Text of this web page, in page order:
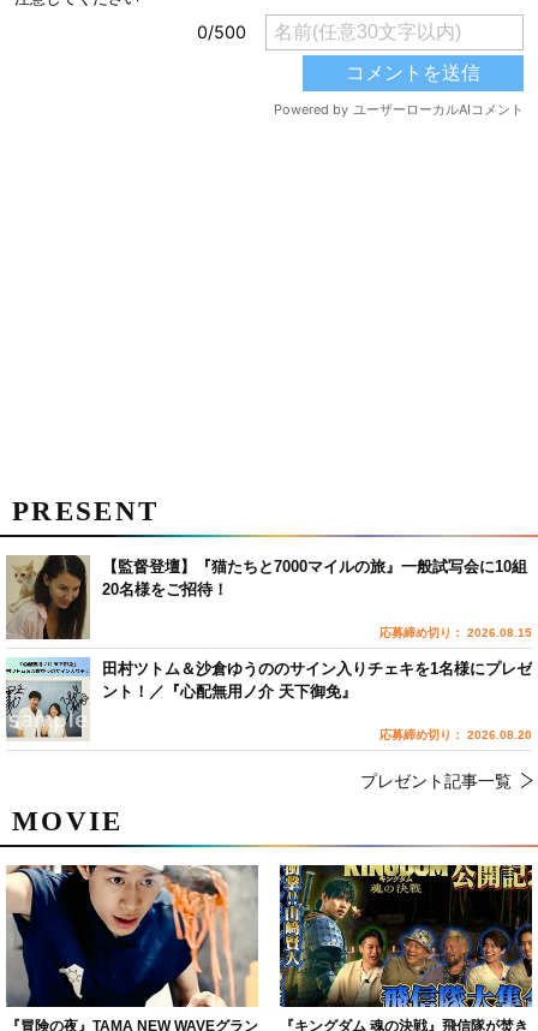
MOVIE
『冒険の夜』TAMA NEW WAVEグラン
『キングダム 魂の決戦』飛信隊が焚き
PRESENT
【監督登壇】『猫たちと7000マイルの旅』一般試写会に10組
20名様をご招待！
応募締め切り： 2026.08.15
田村ツトム＆沙倉ゆうののサイン入りチェキを1名様にプレゼ
ント！／『心配無用ノ介 天下御免』
応募締め切り： 2026.08.20
プレゼント記事一覧